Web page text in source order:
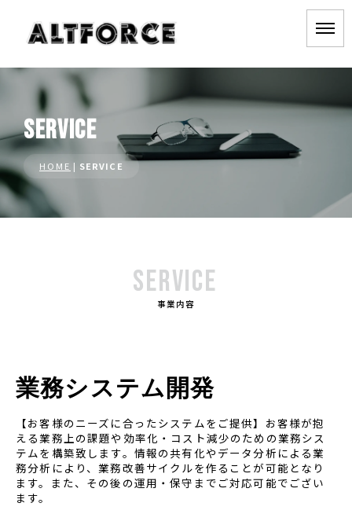
SERVICE
HOME | SERVICE
SERVICE
事業内容
業務システム開発
【お客様のニーズに合ったシステムをご提供】 お客様が抱
える業務上の課題や効率化・コスト減少のための業務シス
テムを構築致します。 情報の共有化やデータ分析による業
務分析により、業務改善サイクルを作ることが可能となり
ます。また、その後の運用・保守までご対応可能でござい
ます。